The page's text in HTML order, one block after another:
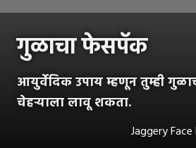
गुळाचा फेसपॅक
आयुर्वेदिक उपाय म्हणून तुम्ही
चेहऱ्याला लावू शकता.
Jaggery